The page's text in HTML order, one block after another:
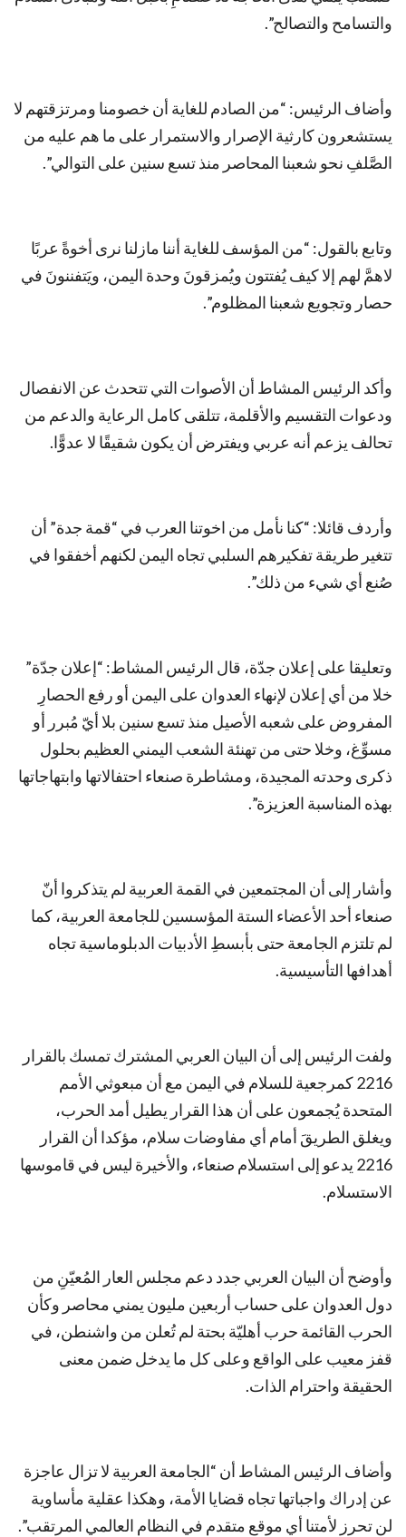
والتسامح والتصالح”.
وأضاف الرئيس: “من الصادم للغاية أن خصومنا ومرتزقتهم لا
يستشعرون كارثية الإصرار والاستمرار على ما هم عليه من
الصَّلفِ نحو شعبنا المحاصر منذ تسع سنين على التوالي”.
وتابع بالقول: “من المؤسف للغاية أننا مازلنا نرى أخوةً عربًا
لاهمَّ لهم إلا كيف يُفتتون ويُمزقونَ وحدة اليمن، ويَتفننونَ في
حصار وتجويع شعبنا المظلوم”.
وأكد الرئيس المشاط أن الأصوات التي تتحدث عن الانفصال
ودعوات التقسيم والأقلمة، تتلقى كامل الرعاية والدعم من
تحالف يزعم أنه عربي ويفترض أن يكون شقيقًا لا عدوًّا.
وأردف قائلا: “كنا نأمل من اخوتنا العرب في “قمة جدة” أن
تتغير طريقة تفكيرهم السلبي تجاه اليمن لكنهم أخفقوا في
صُنع أي شيء من ذلك”.
وتعليقا على إعلان جدّة، قال الرئيس المشاط: “إعلان جدّة”
خلا من أي إعلان لإنهاء العدوان على اليمن أو رفع الحصارِ
المفروض على شعبه الأصيل منذ تسع سنين بلا أيّ مُبرر أو
مسوِّغ، وخلا حتى من تهنئة الشعب اليمني العظيم بحلول
ذكرى وحدته المجيدة، ومشاطرة صنعاء احتفالاتها وابتهاجاتها
بهذه المناسبة العزيزة”.
وأشار إلى أن المجتمعين في القمة العربية لم يتذكروا أنّ
صنعاء أحد الأعضاء الستة المؤسسين للجامعة العربية، كما
لم تلتزم الجامعة حتى بأبسطِ الأدبيات الدبلوماسية تجاه
أهدافها التأسيسية.
ولفت الرئيس إلى أن البيان العربي المشترك تمسك بالقرار
2216 كمرجعية للسلام في اليمن مع أن مبعوثي الأمم
المتحدة يُجمعون على أن هذا القرار يطيل أمد الحرب،
ويغلق الطريقَ أمام أي مفاوضات سلام، مؤكدا أن القرار
2216 يدعو إلى استسلام صنعاء، والأخيرة ليس في قاموسها
الاستسلام.
وأوضح أن البيان العربي جدد دعم مجلس العار المُعيّنِ من
دول العدوان على حساب أربعين مليون يمني محاصر وكأن
الحرب القائمة حرب أهليّة بحتة لم تُعلن من واشنطن، في
قفز معيب على الواقع وعلى كل ما يدخل ضمن معنى
الحقيقة واحترام الذات.
وأضاف الرئيس المشاط أن “الجامعة العربية لا تزال عاجزة
عن إدراك واجباتها تجاه قضايا الأمة، وهكذا عقلية مأساوية
لن تحرز لأمتنا أي موقع متقدم في النظام العالمي المرتقب”.